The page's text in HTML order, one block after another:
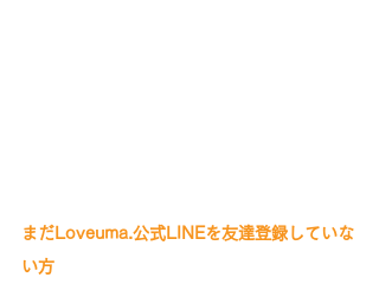
まだLoveuma.公式LINEを友達登録していな
い方